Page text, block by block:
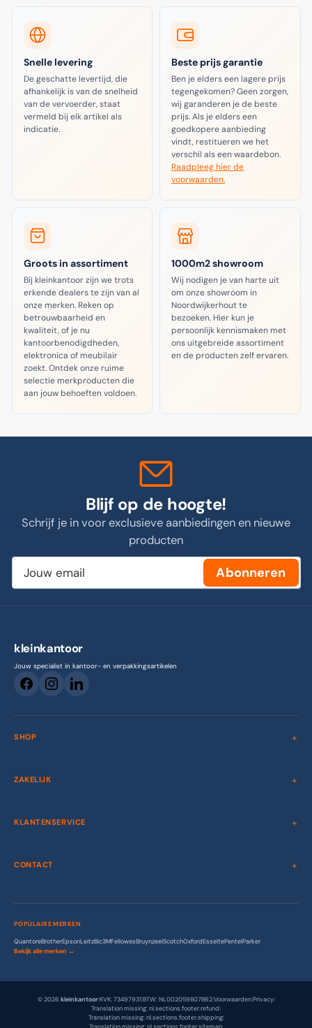
Snelle levering
De geschatte levertijd, die
afhankelijk is van de snelheid
van de vervoerder, staat
vermeld bij elk artikel als
indicatie.
Beste prijs garantie
Ben je elders een lagere prijs
tegengekomen? Geen zorgen,
wij garanderen je de beste
prijs. Als je elders een
goedkopere aanbieding
vindt, restitueren we het
verschil als een waardebon.
Raadpleeg hier de
voorwaarden.
Groots in assortiment
Bij kleinkantoor zijn we trots
erkende dealers te zijn van al
onze merken. Reken op
betrouwbaarheid en
kwaliteit, of je nu
kantoorbenodigdheden,
elektronica of meubilair
zoekt. Ontdek onze ruime
selectie merkproducten die
aan jouw behoeften voldoen.
1000m2 showroom
Wij nodigen je van harte uit
om onze showroom in
Noordwijkerhout te
bezoeken. Hier kun je
persoonlijk kennismaken met
ons uitgebreide assortiment
en de producten zelf ervaren.
Blijf op de hoogte!
Schrijf je in voor exclusieve aanbiedingen en nieuwe
producten
Jouw
email
Abonneren
kleinkantoor
Jouw specialist in kantoor- en verpakkingsartikelen
SHOP
ZAKELIJK
KLANTENSERVICE
CONTACT
POPULAIRE MERKEN
QuantoreBrotherEpsonLeitzBic3MFellowesBruynzeelScotchOxfordEsseltePentelParker
Bekijk alle merken →
© 2026 kleinkantoor|KVK: 73497931|BTW: NL002059807B62|Voorwaarden|Privacy|
Translation missing: nl.sections.footer.refund|
Translation missing: nl.sections.footer.shipping|